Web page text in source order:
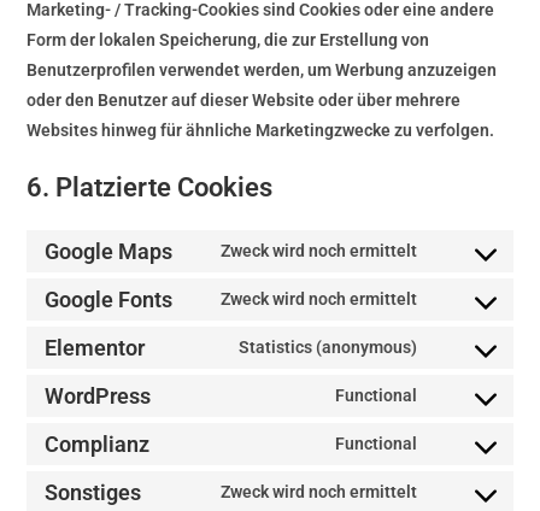
Marketing- / Tracking-Cookies sind Cookies oder eine andere
Form der lokalen Speicherung, die zur Erstellung von
Benutzerprofilen verwendet werden, um Werbung anzuzeigen
oder den Benutzer auf dieser Website oder über mehrere
Websites hinweg für ähnliche Marketingzwecke zu verfolgen.
6. Platzierte Cookies
Google Maps Zweck wird noch ermittelt
Google Fonts Zweck wird noch ermittelt
Elementor Statistics (anonymous)
WordPress Functional
Complianz Functional
Sonstiges Zweck wird noch ermittelt